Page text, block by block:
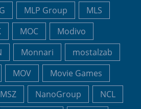
MLP Group
MLS
MOC
Modivo
Monnari
mostalzab
MOV
Movie Games
MSZ NanoGroup
NCL